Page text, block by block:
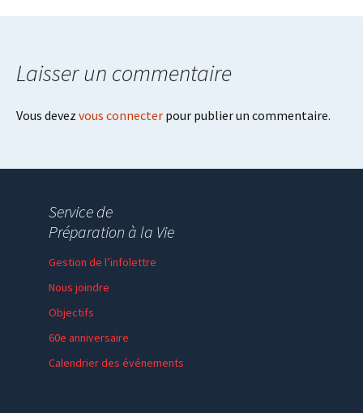
navigation
Laisser un commentaire
Vous devez vous connecter pour publier un commentaire.
Service de
Préparation à la Vie
Gestion de l’infolettre
Nous joindre
Objectifs
60e anniversaire
Calendrier des événements